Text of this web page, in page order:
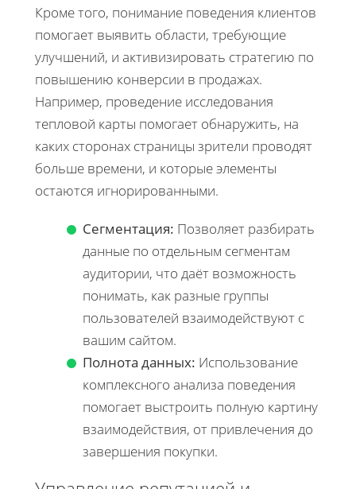
Кроме того, понимание поведения клиентов
помогает выявить области, требующие
улучшений, и активизировать стратегию по
повышению конверсии в продажах.
Например, проведение исследования
тепловой карты помогает обнаружить, на
каких сторонах страницы зрители проводят
больше времени, и которые элементы
остаются игнорированными.
Сегментация: Позволяет разбирать
данные по отдельным сегментам
аудитории, что даёт возможность
понимать, как разные группы
пользователей взаимодействуют с
вашим сайтом.
Полнота данных: Использование
комплексного анализа поведения
помогает выстроить полную картину
взаимодействия, от привлечения до
завершения покупки.